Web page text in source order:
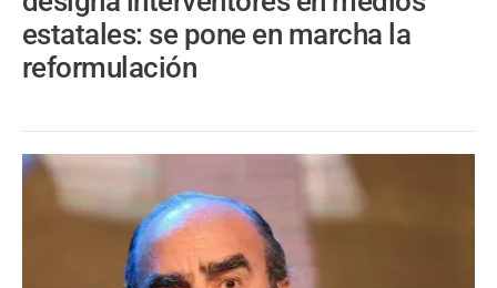
estatales: se pone en marcha la
reformulación